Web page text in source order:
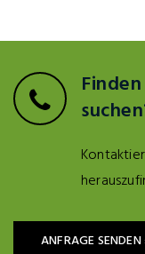
ANFRAGE SENDEN